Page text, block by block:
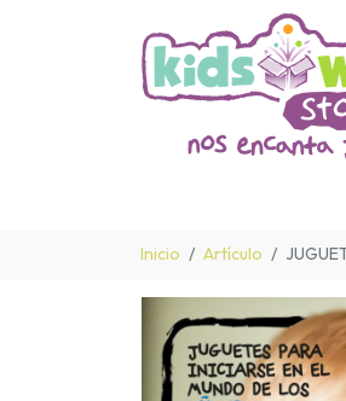
Inicio Artículo